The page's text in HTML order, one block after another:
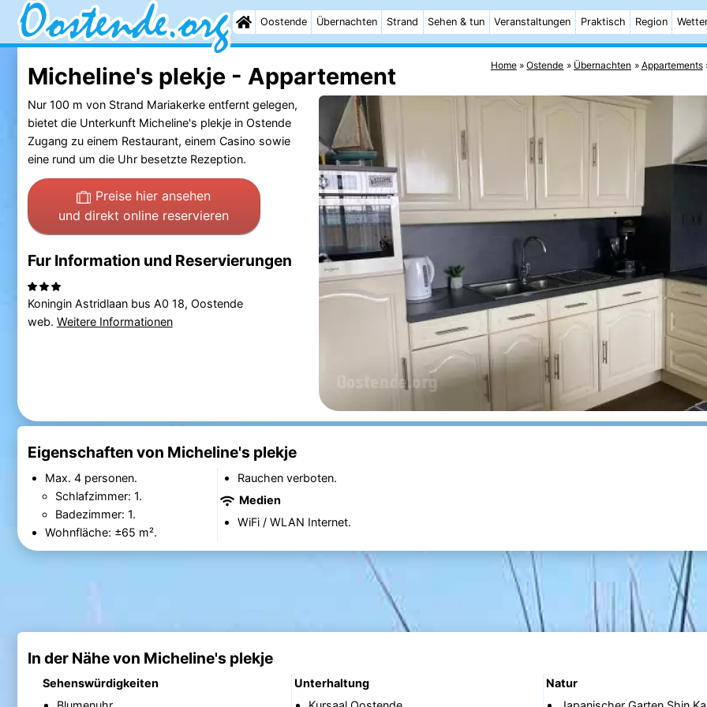
Oostende Übernachten Strand Sehen & tun Veranstaltungen Praktisch Region
Home Ostende Übernachten Appartements
Micheline's plekje - Appartement
Nur 100 m von Strand Mariakerke entfernt gelegen,
bietet die Unterkunft Micheline's plekje in Ostende
Zugang zu einem Restaurant, einem Casino sowie
eine rund um die Uhr besetzte Rezeption.
Preise hier ansehen
und direkt online reservieren
Fur Information und Reservierungen
Koningin Astridlaan bus A0 18, Oostende
web. Weitere Informationen
Eigenschaften von Micheline's plekje
Max. 4 personen.
Schlafzimmer: 1.
Badezimmer: 1.
Wohnfläche: ±65 m².
Rauchen verboten.
Medien
WiFi / WLAN Internet.
In der Nähe von Micheline's plekje
Sehenswürdigkeiten
Unterhaltung
Natur